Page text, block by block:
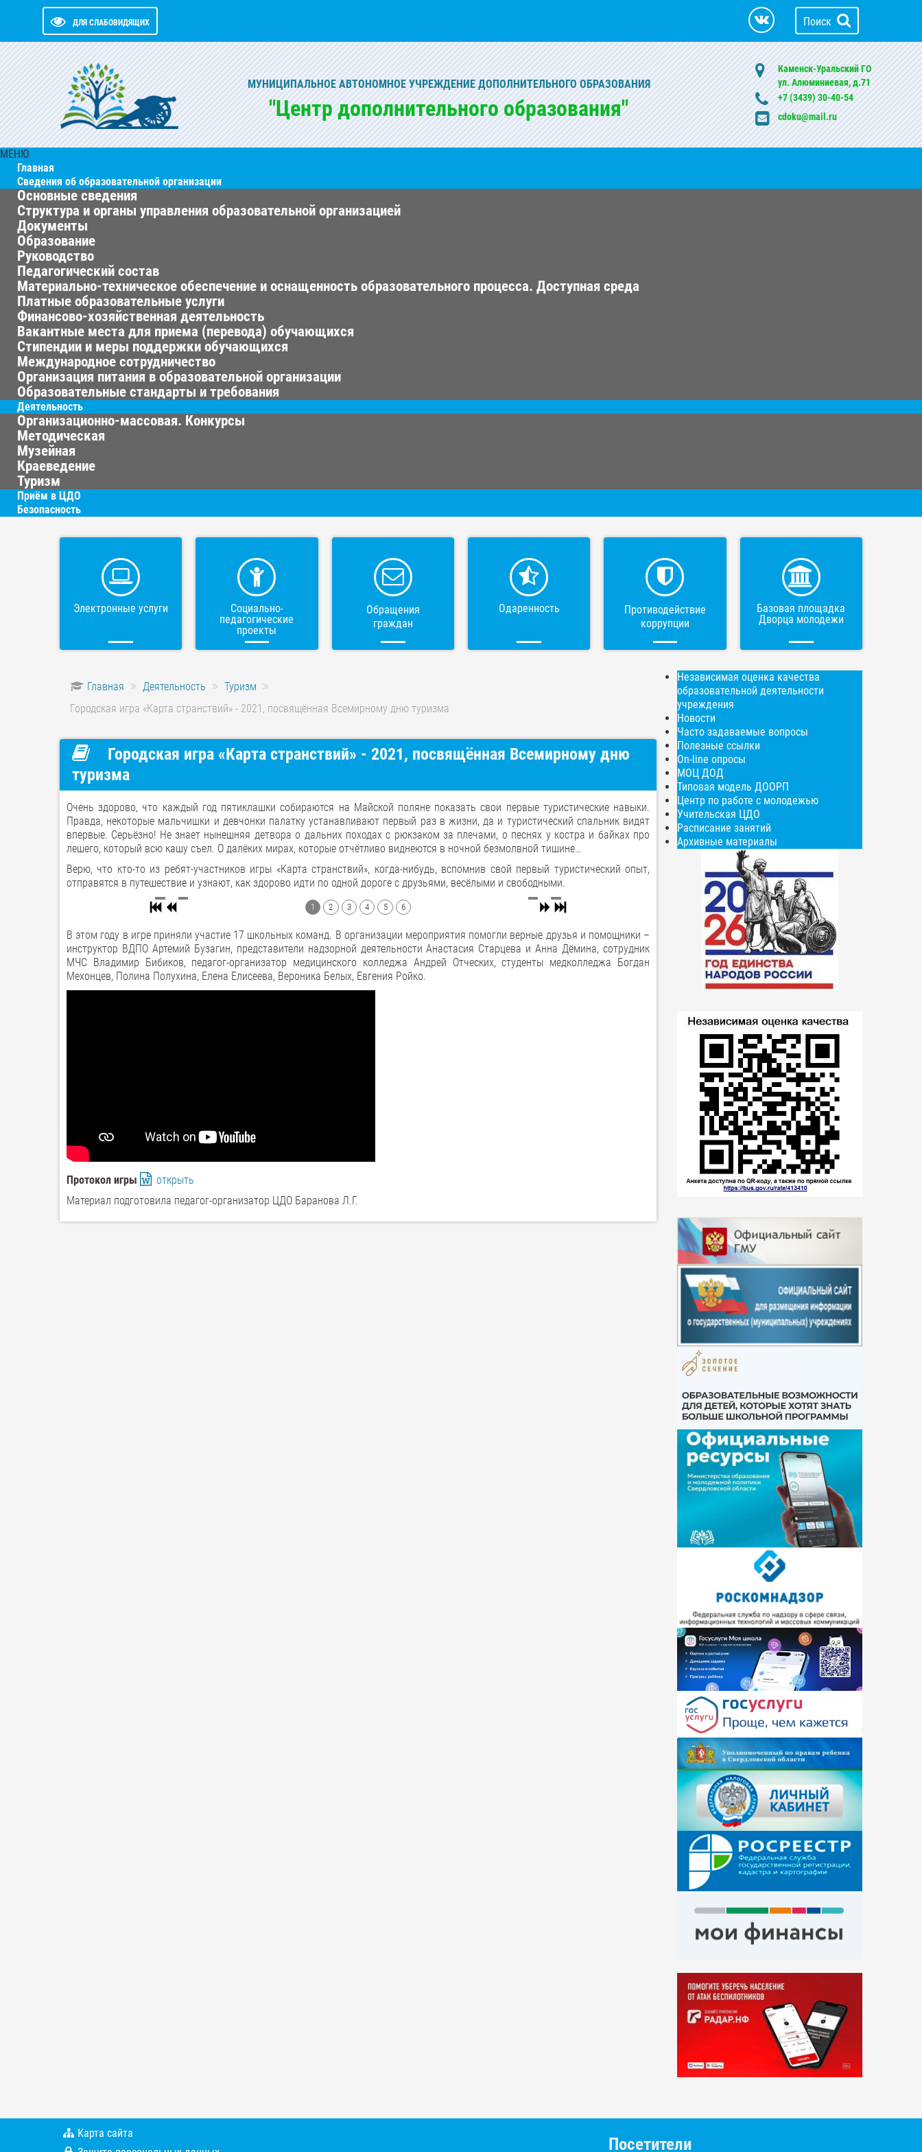
ДЛЯ СЛАБОВИДЯЩИХ Поиск
МУНИЦИПАЛЬНОЕ АВТОНОМНОЕ УЧРЕЖДЕНИЕ ДОПОЛНИТЕЛЬНОГО ОБРАЗОВАНИЯ
"Центр дополнительного образования"
Каменск-Уральский ГО
ул. Алюминиевая, д.71
+7 (3439) 30-40-54
cdoku@mail.ru
МЕНЮ
Главная
Сведения об образовательной организации
Основные сведения
Структура и органы управления образовательной организацией
Документы
Образование
Руководство
Педагогический состав
Материально-техническое обеспечение и оснащенность образовательного процесса. Доступная среда
Платные образовательные услуги
Финансово-хозяйственная деятельность
Вакантные места для приема (перевода) обучающихся
Стипендии и меры поддержки обучающихся
Международное сотрудничество
Организация питания в образовательной организации
Образовательные стандарты и требования
Деятельность
Организационно-массовая. Конкурсы
Методическая
Музейная
Краеведение
Туризм
Приём в ЦДО
Безопасность
Электронные услуги
Социально-
педагогические
проекты
Обращения
граждан
Одаренность
Противодействие
коррупции
Базовая площадка
Дворца молодежи
Главная Деятельность
Туризм
Городская игра «Карта странствий» - 2021, посвящённая Всемирному дню туризма
Городская игра «Карта странствий» - 2021, посвящённая Всемирному дню
туризма
Очень здорово, что каждый год пятиклашки собираются на Майской поляне показать свои первые туристические навыки.
Правда, некоторые мальчишки и девчонки палатку устанавливают первый раз в жизни, да и туристический спальник видят
впервые. Серьёзно! Не знает нынешняя детвора о дальних походах с рюкзаком за плечами, о песнях у костра и байках про
лешего, который всю кашу съел. О далёких мирах, которые отчётливо виднеются в ночной безмолвной тишине…
Верю, что кто-то из ребят-участников игры «Карта странствий», когда-нибудь, вспомнив свой первый туристический опыт,
отправятся в путешествие и узнают, как здорово идти по одной дороге с друзьями, весёлыми и свободными.
1 2 3 4 5 6
В этом году в игре приняли участие 17 школьных команд. В организации мероприятия помогли верные друзья и помощники –
инструктор ВДПО Артемий Бузагин, представители надзорной деятельности Анастасия Старцева и Анна Дёмина, сотрудник
МЧС Владимир Бибиков, педагог-организатор медицинского колледжа Андрей Отческих, студенты медколледжа Богдан
Мехонцев, Полина Полухина, Елена Елисеева, Вероника Белых, Евгения Ройко.
Протокол игры
открыть
Материал подготовила педагог-организатор ЦДО Баранова Л.Г.
Независимая оценка качества
образовательной деятельности
учреждения
Новости
Часто задаваемые вопросы
Полезные ссылки
On-line опросы
МОЦ ДОД
Типовая модель ДООРП
Центр по работе с молодежью
Учительская ЦДО
Расписание занятий
Архивные материалы
Карта сайта
Посетители